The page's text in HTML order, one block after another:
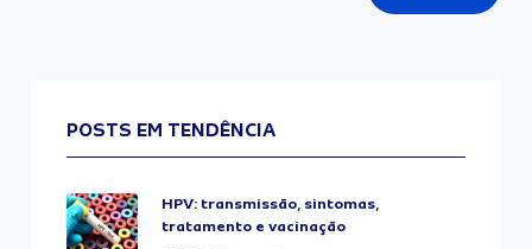
POSTS EM TENDÊNCIA
HPV: transmissão, sintomas,
tratamento e vacinação